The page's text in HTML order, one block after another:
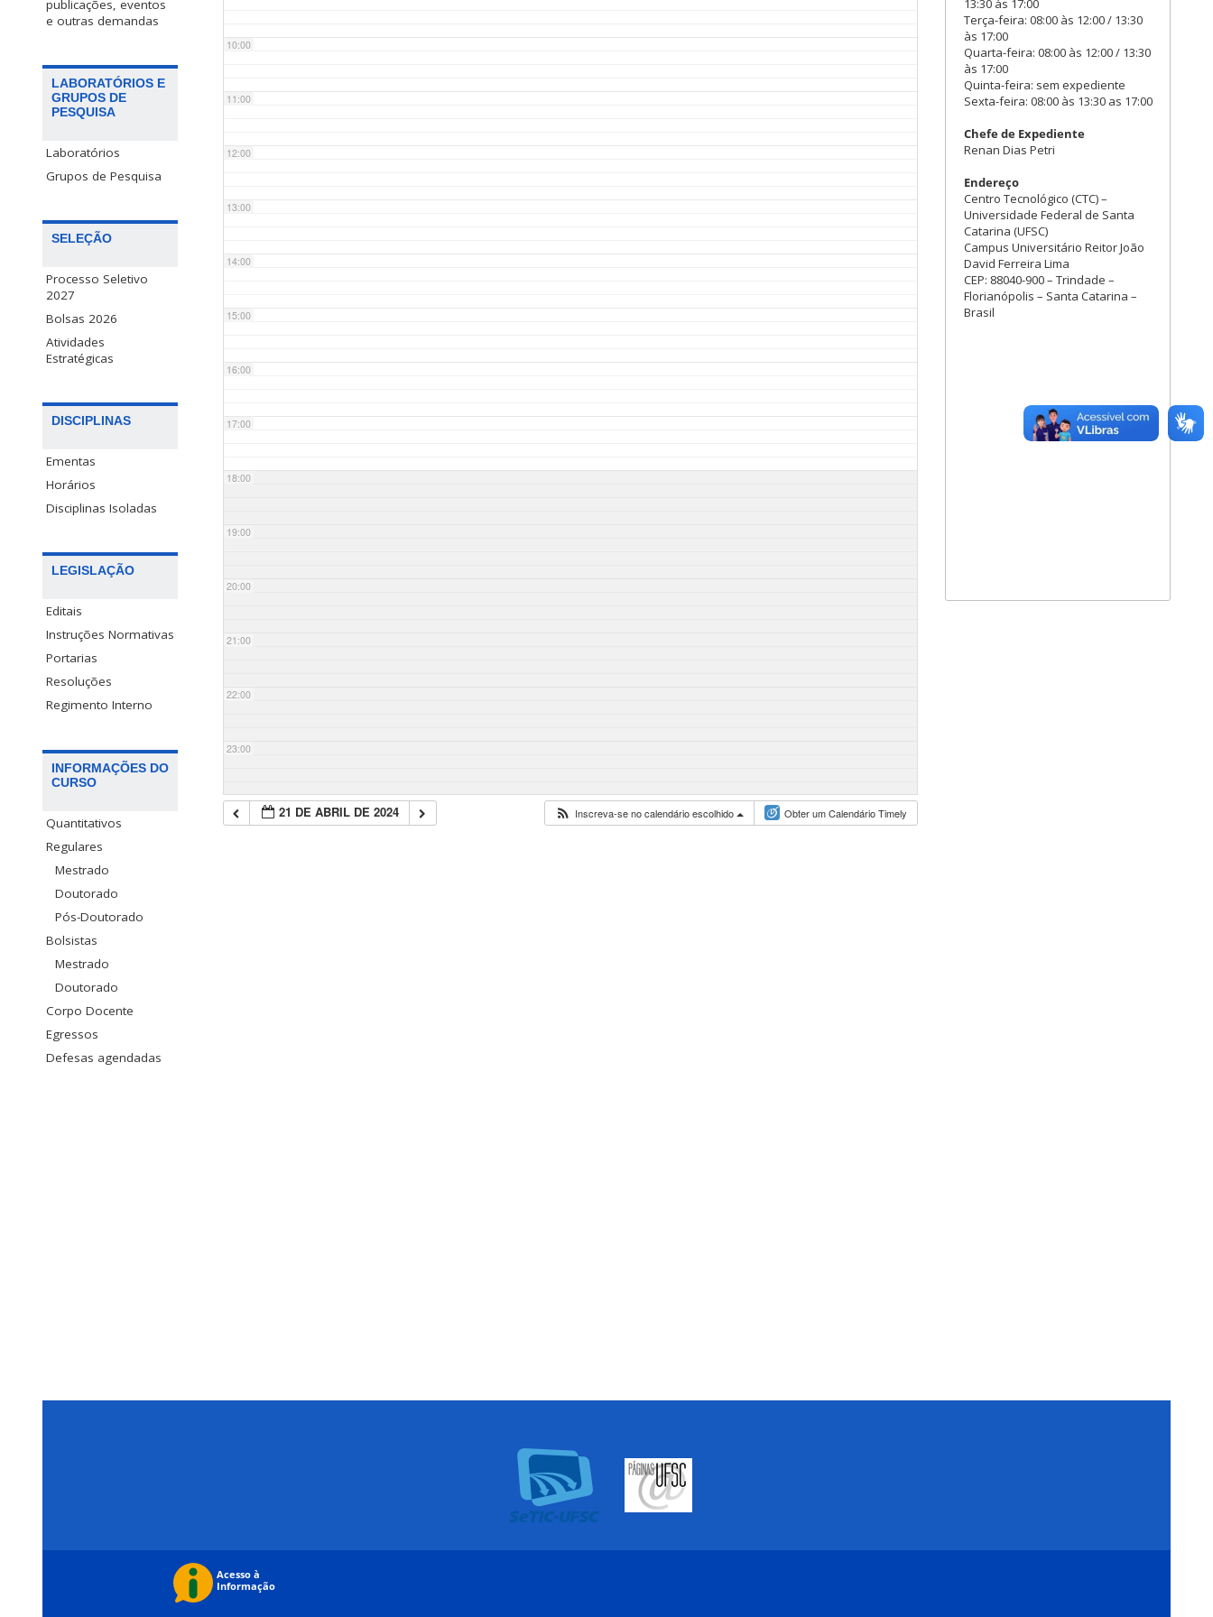
publicações, eventos
e outras demandas
LABORATÓRIOS E
GRUPOS DE
PESQUISA
Laboratórios
Grupos de Pesquisa
SELEÇÃO
Processo Seletivo
2027
Bolsas 2026
Atividades
Estratégicas
DISCIPLINAS
Ementas
Horários
Disciplinas Isoladas
LEGISLAÇÃO
Editais
Instruções Normativas
Portarias
Resoluções
Regimento Interno
INFORMAÇÕES DO
CURSO
Quantitativos
Regulares
Mestrado
Doutorado
Pós-Doutorado
Bolsistas
Mestrado
Doutorado
Corpo Docente
Egressos
Defesas agendadas
10:00
11:00
12:00
13:00
14:00
15:00
16:00
17:00
18:00
19:00
20:00
21:00
22:00
23:00
21 DE ABRIL DE 2024 Inscreva-se no calendário escolhido Obter um Calendário Timely
13:30 às 17:00
Terça-feira: 08:00 às 12:00 / 13:30
às 17:00
Quarta-feira: 08:00 às 12:00 / 13:30
às 17:00
Quinta-feira: sem expediente
Sexta-feira: 08:00 às 13:30 as 17:00
Chefe de Expediente
Renan Dias Petri
Endereço
Centro Tecnológico (CTC) –
Universidade Federal de Santa
Catarina (UFSC)
Campus Universitário Reitor João
David Ferreira Lima
CEP: 88040-900 – Trindade –
Florianópolis – Santa Catarina –
Brasil